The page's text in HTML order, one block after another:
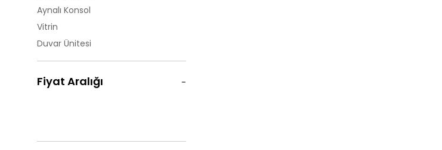
Aynalı Konsol
Vitrin
Duvar Ünitesi
Fiyat Aralığı